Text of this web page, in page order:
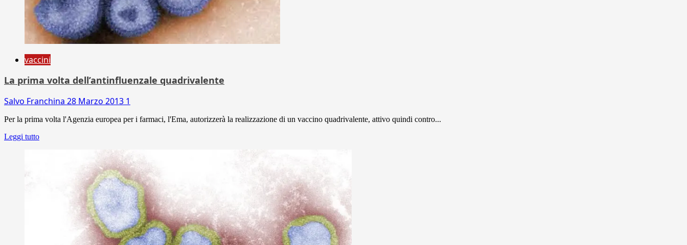
vaccini
La prima volta dell’antinfluenzale quadrivalente
Salvo Franchina 28 Marzo 2013 1
Per la prima volta l'Agenzia europea per i farmaci, l'Ema, autorizzerà la realizzazione di un vaccino quadrivalente, attivo quindi contro...
Leggi tutto